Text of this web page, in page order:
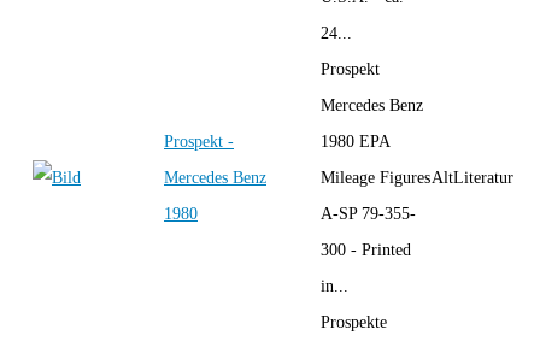
24...
Prospekt -
Mercedes Benz
1980
Prospekt
Mercedes Benz
1980 EPA
Mileage Figures
A-SP 79-355-
300 - Printed
in...
AltLiteratur
Prospekte